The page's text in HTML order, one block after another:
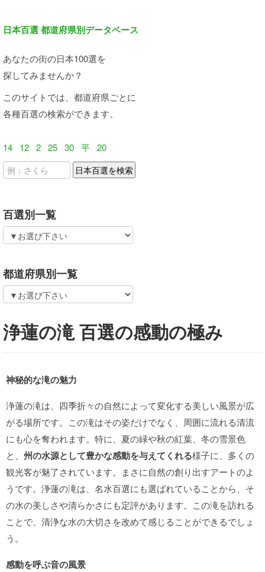
日本百選 都道府県別データベース
あなたの街の日本100選を
探してみませんか？
このサイトでは、都道府県ごとに
各種百選の検索ができます。
14 12 2 25 30 平 20
百選別一覧
都道府県別一覧
浄蓮の滝 百選の感動の極み
神秘的な滝の魅力
浄蓮の滝は、四季折々の自然によって変化する美しい風景が広
がる場所です。この滝はその姿だけでなく、周囲に流れる清流
にも心を奪われます。特に、夏の緑や秋の紅葉、冬の雪景色
と、 州の水源として豊かな感動を与えてくれる様子に、多くの
観光客が魅了されています。まさに自然の創り出すアートのよ
うです。浄蓮の滝は、名水百選にも選ばれていることから、そ
の水の美しさや清らかさにも定評があります。この滝を訪れる
ことで、清浄な水の大切さを改めて感じることができるでしょ
う。
感動を呼ぶ音の風景